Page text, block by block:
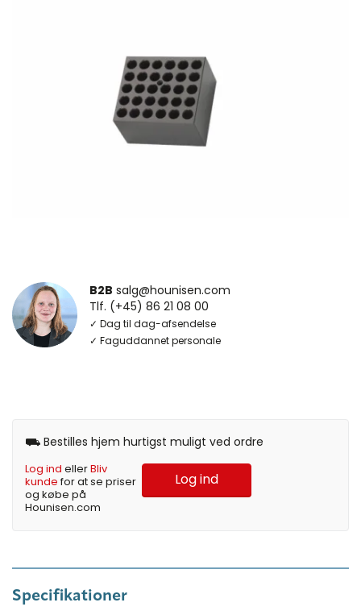
B2B salg@hounisen.com
Tlf. (+45) 86 21 08 00
✓ Dag til dag-afsendelse
✓ Faguddannet personale
⛟ Bestilles hjem hurtigst muligt ved ordre
Log ind ellerBliv
kundefor at se priser
og købe på
Hounisen.com
Log ind
Specifikationer